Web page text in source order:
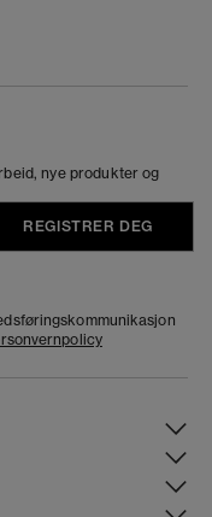
nye produkter og
REGISTRER DEG